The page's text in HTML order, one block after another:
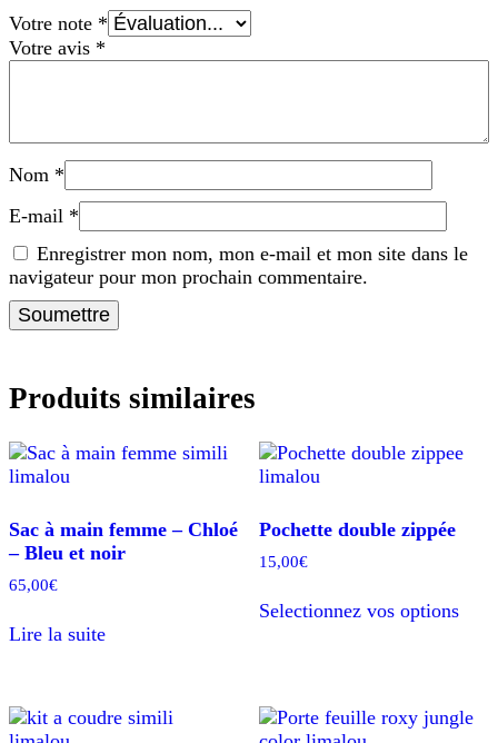
Votre note *
Votre avis *
Nom *
E-mail *
Enregistrer mon nom, mon e-mail et mon site dans le
navigateur pour mon prochain commentaire.
Produits similaires
Sac à main femme – Chloé
– Bleu et noir
65,00€
Lire la suite
Pochette double zippée
15,00€
Selectionnez vos options
Les